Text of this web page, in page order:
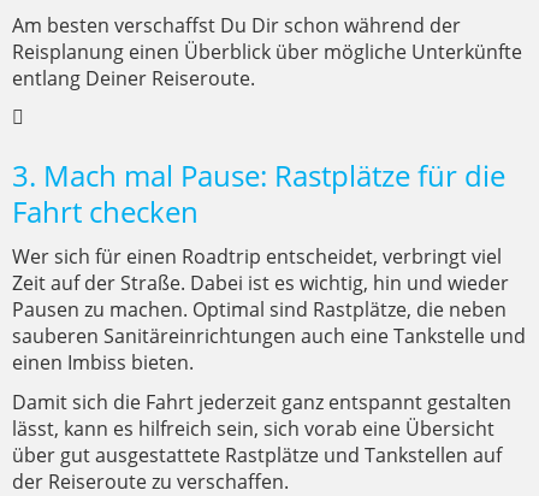
Am besten verschaffst Du Dir schon während der
Reisplanung einen Überblick über mögliche Unterkünfte
entlang Deiner Reiseroute.
3. Mach mal Pause: Rastplätze für die
Fahrt checken
Wer sich für einen Roadtrip entscheidet, verbringt viel
Zeit auf der Straße. Dabei ist es wichtig, hin und wieder
Pausen zu machen. Optimal sind Rastplätze, die neben
sauberen Sanitäreinrichtungen auch eine Tankstelle und
einen Imbiss bieten.
Damit sich die Fahrt jederzeit ganz entspannt gestalten
lässt, kann es hilfreich sein, sich vorab eine Übersicht
über gut ausgestattete Rastplätze und Tankstellen auf
der Reiseroute zu verschaffen.